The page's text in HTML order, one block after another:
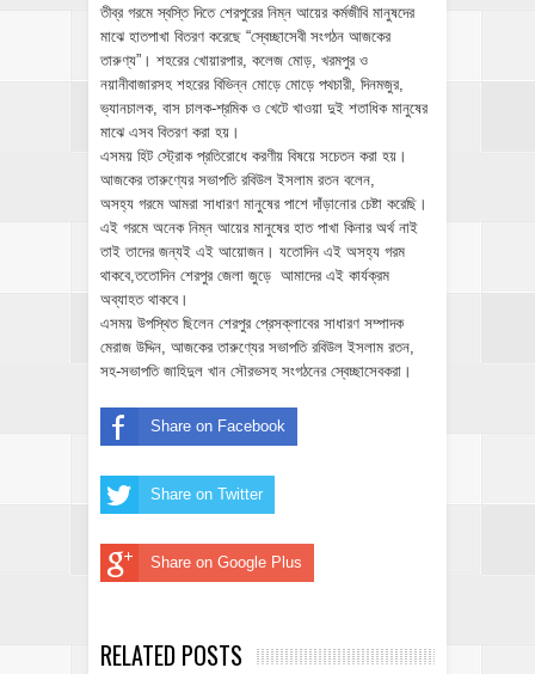
তীব্র গরমে স্বস্তি দিতে শেরপুরের নিম্ন আয়ের কর্মজীবি মানুষদের
মাঝে হাতপাখা বিতরণ করেছে “স্বেচ্ছাসেবী সংগঠন আজকের
তারুণ্য”। শহরের খোয়ারপার, কলেজ মোড়, খরমপুর ও
নয়ানীবাজারসহ শহরের বিভিন্ন মোড়ে মোড়ে পথচারী, দিনমজুর,
ভ্যানচালক, বাস চালক-শ্রমিক ও খেটে খাওয়া দুই শতাধিক মানুষের
মাঝে এসব বিতরণ করা হয়।
এসময় হিট স্ট্রোক প্রতিরোধে করণীয় বিষয়ে সচেতন করা হয়।
আজকের তারুণ্যের সভাপতি রবিউল ইসলাম রতন বলেন,
অসহ্য গরমে আমরা সাধারণ মানুষের পাশে দাঁড়ানোর চেষ্টা করেছি।
এই গরমে অনেক নিম্ন আয়ের মানুষের হাত পাখা কিনার অর্থ নাই
তাই তাদের জন্যই এই আয়োজন। যতোদিন এই অসহ্য গরম
থাকবে,ততোদিন শেরপুর জেলা জুড়ে আমাদের এই কার্যক্রম
অব্যাহত থাকবে।
এসময় উপস্থিত ছিলেন শেরপুর প্রেসক্লাবের সাধারণ সম্পাদক
মেরাজ উদ্দিন, আজকের তারুণ্যের সভাপতি রবিউল ইসলাম রতন,
সহ-সভাপতি জাহিদুল খান সৌরভসহ সংগঠনের স্বেচ্ছাসেবকরা।
Share on Facebook
Share on Twitter
Share on Google Plus
RELATED POSTS